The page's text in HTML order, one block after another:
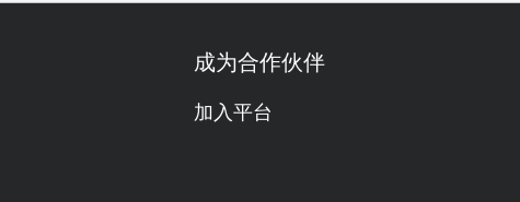
成为合作伙伴
加入平台